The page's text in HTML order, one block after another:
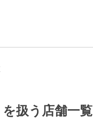
扱う店舗一覧